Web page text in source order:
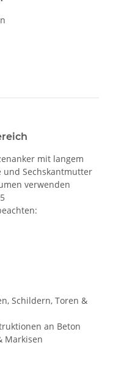
mit langem
und Sechskantmutter
verwenden
Schildern, Toren &
an Beton
Markisen